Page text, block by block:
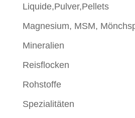
Liquide,Pulver,Pellets
Magnesium, MSM,
Mineralien
Reisflocken
Rohstoffe
Spezialitäten